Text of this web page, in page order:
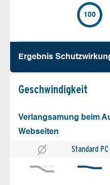
100
Ergebnis
Geschw­indigkeit
Verlangsamung beim
Webseiten
Standard PC